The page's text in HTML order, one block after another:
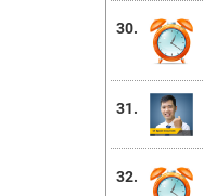
30.
31.
32.